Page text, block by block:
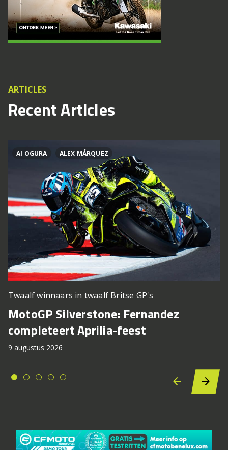
ARTICLES
Recent Articles
AI OGURA ALEX MÁRQUEZ
Twaalf winnaars in twaalf Britse GP's
MotoGP Silverstone: Fernandez
completeert Aprilia-feest
9 augustus 2026